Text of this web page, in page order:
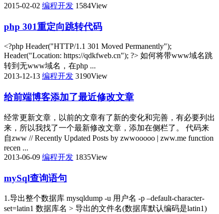
2015-02-02 编程开发 1584View
php 301重定向跳转代码
<?php Header("HTTP/1.1 301 Moved Permanently");
Header("Location: https://qdkfweb.cn"); ?> 如何将带www域名跳
转到无www域名，在php ...
2013-12-13 编程开发 3190View
给前端博客添加了最近修改文章
经常更新文章，以前的文章有了新的变化和完善，有必要列出
来，所以我找了一个最新修改文章，添加在侧栏了。 代码来
自zww // Recently Updated Posts by zwwooooo | zww.me function
recen ...
2013-06-09 编程开发 1835View
mySql查询语句
1.导出整个数据库 mysqldump -u 用户名 -p –default-character-
set=latin1 数据库名 > 导出的文件名(数据库默认编码是latin1)